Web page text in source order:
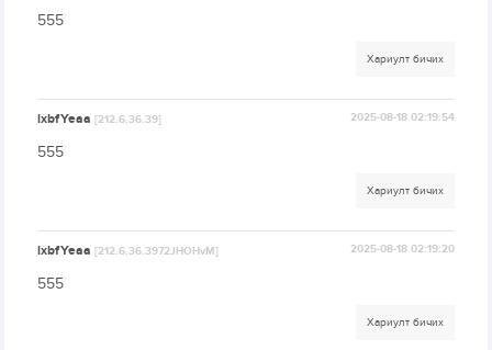
555
Хариулт бичих
lxbfYeaa[212.6.36.39] 2025-08-18 02:19:54
555
Хариулт бичих
lxbfYeaa[212.6.36.3972JHOHvM] 2025-08-18 02:19:20
555
Хариулт бичих